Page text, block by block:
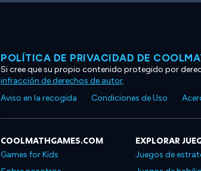
POLÍTICA DE PRIVACIDAD DE
Si cree que su propio contenido protegido por
infracción de derechos de autor.
Aviso en la recogida
Condiciones de Uso
COOLMATHGAMES.COM
Games for Kids
EXPLORAR
Juegos de